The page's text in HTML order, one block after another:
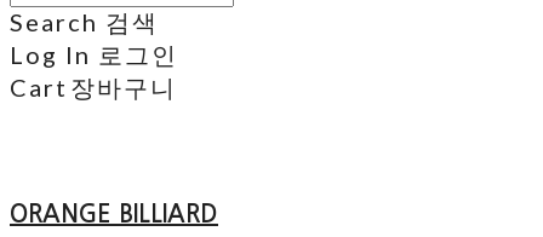
Search 검색
Log In 로그인
Cart 장바구니
ORANGE BILLIARD